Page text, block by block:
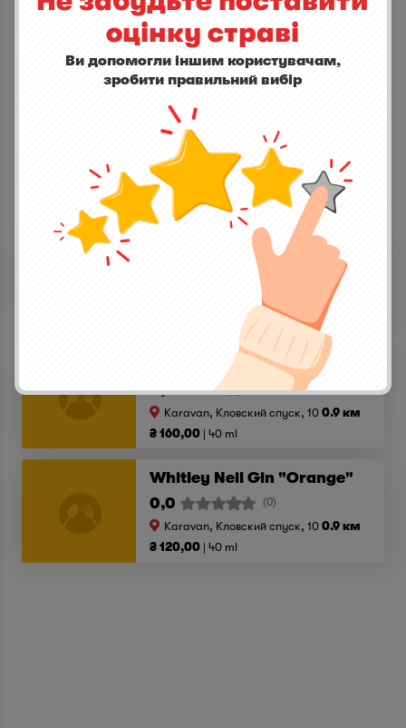
написати відгук
ІНШІ СТРАВИ
Karavan, Кловский спуск, 10
0.9 км
Martin Miller's
0,0
(0)
Karavan, Кловский спуск, 100.9 км
₴ 160,00
40 ml
Whitley Neil Gin "Orange"
0,0
(0)
Karavan, Кловский спуск, 100.9 км
₴ 120,00
40 ml
оцінку страві
Ви допомогли іншим користувачам,
зробити правильний вибір